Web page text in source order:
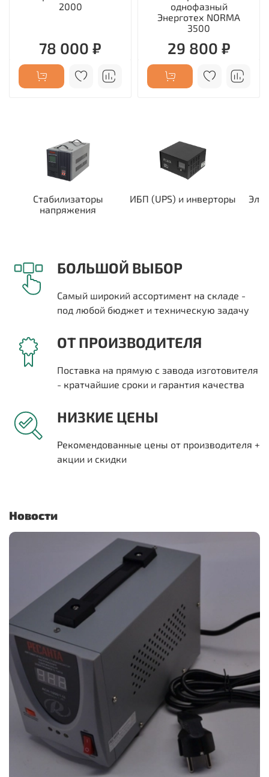
2000
78 000 ₽
однофазный
Энерготех NORMA
3500
29 800 ₽
Стабилизаторы
напряжения
ИБП (UPS) и инверторы
БОЛЬШОЙ ВЫБОР
Самый широкий ассортимент на складе -
под любой бюджет и техническую задачу
ОТ ПРОИЗВОДИТЕЛЯ
Поставка на прямую с завода изготовителя
- кратчайшие сроки и гарантия качества
НИЗКИЕ ЦЕНЫ
Рекомендованные цены от производителя +
акции и скидки
Новости